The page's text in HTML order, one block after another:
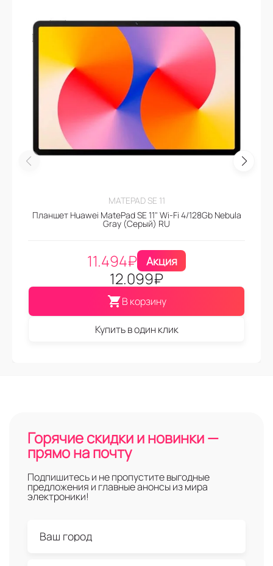
MATEPAD SE 11
Планшет Huawei MatePad SE 11" Wi-Fi 4/128Gb Nebula
Gray (Серый) RU
11.494₽ Акция
12.099₽
В корзину
Купить в один клик
Горячие скидки и новинки —
прямо на почту
Подпишитесь и не пропустите выгодные
предложения и главные анонсы из мира
электроники!